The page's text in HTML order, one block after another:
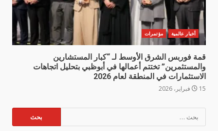
أخبار عالمية مؤتمرات
قمة فوربس الشرق الأوسط لـ “كبار المستشارين
والمستثمرين” تختتم أعمالها في أبوظبي بتحليل اتجاهات
الاستثمارات في المنطقة لعام 2026
15 فبراير، 2026
البحث
عن: